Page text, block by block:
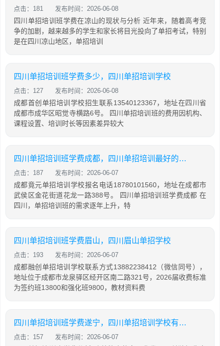
点击：181 发布时间：2026-06-08
四川单招培训班学费在凉山的现状与分析 近年来，随着高考竞
争的加剧，越来越多的学生和家长将目光投向了单招考试，特别
是在四川凉山地区，单招培训
四川单招培训班学费多少，四川单招培训学校
点击：127 发布时间：2026-06-08
成都首创单招培训学校招生联系13540123367，地址在四川省
成都市成华区昭觉寺横路6号。 四川单招培训班的费用因机构、
课程设置、培训时长等因素差异较大
四川单招培训班学费成都，四川单招培训最好的学校
点击：187 发布时间：2026-06-07
成都竟元单招培训学校报名电话18780101560，地址在成都市
武侯区金花街道花龙一路388号。 四川单招培训班学费成都 在
四川，单招培训班的需求逐年上升，特
四川单招培训班学费眉山，四川眉山单招学校
点击：193 发布时间：2026-06-07
成都融创单招培训学校联系方式13882238412（微信同号），
地址位于成都市龙泉驿区经开区南二路321号，2026届收费标准
为签约班13800和强化班9800，教材资料费
四川单招培训班学费遂宁，四川单招培训学校有哪些
点击：157 发布时间：2026-06-07